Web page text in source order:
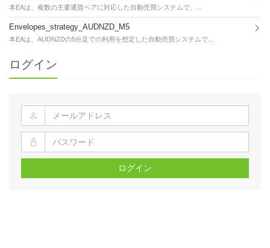
本EAは、複数の主要通貨ペアに対応した自動売買システムで、...
Envelopes_strategy_AUDNZD_M5
本EAは、AUDNZDの5分足での利用を想定した自動売買システムで...
ログイン
ログイン